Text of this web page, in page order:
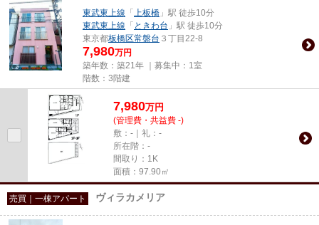
東武東上線 「 上板橋 」駅 徒歩10分
東武東上線 「 ときわ台 」駅 徒歩10分
東京都板橋区常盤台 ３丁目22-8
7,980万円
築年数：築21年 ｜募集中： 1室
階数：3階建
7,980万円
(管理費・共益費 -)
敷：-｜礼：-
所在階：-
間取り：1K
面積：97.90㎡
売買｜一棟アパート ヴィラカメリア